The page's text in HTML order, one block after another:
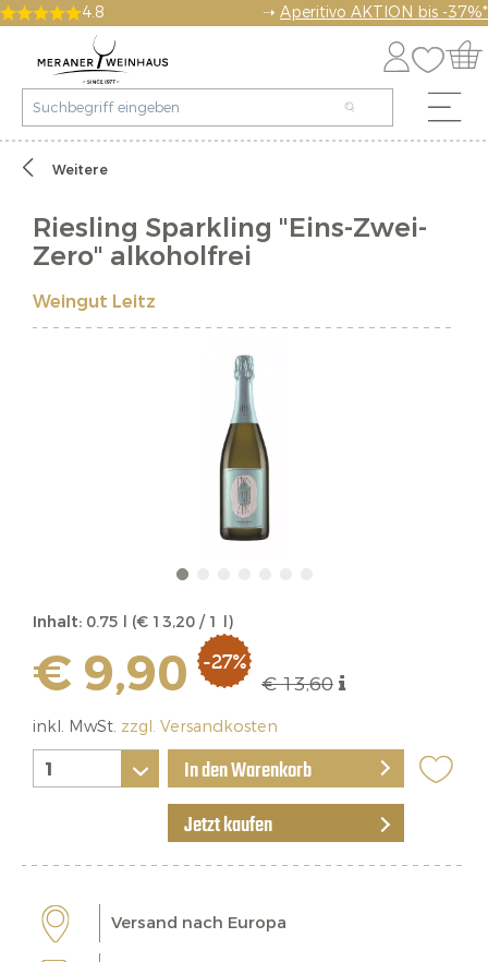
4.8 ➝ Aperitivo AKTION bis -37%*
Weitere
Riesling Sparkling "Eins-Zwei-
Zero" alkoholfrei
Weingut Leitz
Inhalt: 0.75 l (€ 13,20 / 1 l)
€ 9,90 -27%
€ 13,60
inkl. MwSt. zzgl. Versandkosten
In den Warenkorb
Jetzt kaufen
Versand nach Europa